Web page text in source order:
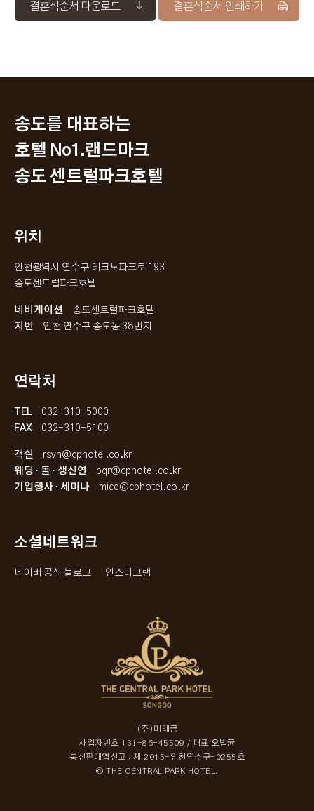
결혼식순서 다운로드 결혼식순서 인쇄하기
송도를 대표하는
호텔 No1.랜드마크
송도 센트럴파크호텔
위치
인천광역시 연수구 테크노파크로 193
송도센트럴파크호텔
네비게이션
송도센트럴파크호텔
지번
인천 연수구 송도동 38번지
연락처
TEL
032-310-5000
FAX
032-310-5100
객실
rsvn@cphotel.co.kr
웨딩 · 돌 · 생신연
bqr@cphotel.co.kr
기업행사 · 세미나
mice@cphotel.co.kr
소셜네트워크
네이버 공식 블로그 인스타그램
(주)미래금
사업자번호 131-86-45509 / 대표 오법균
통신판매업신고 : 제 2015-인천연수구-0255호
© THE CENTRAL PARK HOTEL.